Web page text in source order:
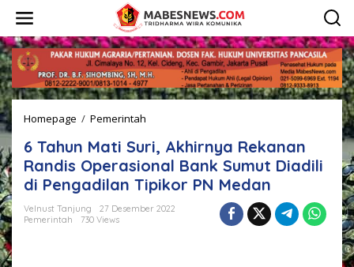
w
a
t
i
k
e
k
o
n
t
e
n
Homepage / Pemerintah
a
h
u
n
M
6 Tahun Mati Suri, Akhirnya Rekanan
Randis Operasional Bank Sumut Diadili
di Pengadilan Tipikor PN Medan
Velnust Tanjung
27 Desember 2022
Pemerintah
730 Views